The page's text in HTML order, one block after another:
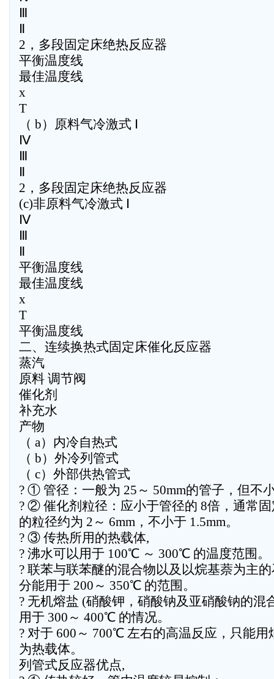
Ⅲ
Ⅱ
2，多段固定床绝热反应器
平衡温度线
最佳温度线
x
T
（ b）原料气冷激式 Ⅰ
Ⅳ
Ⅲ
Ⅱ
2，多段固定床绝热反应器
(c)非原料气冷激式 Ⅰ
Ⅳ
Ⅲ
Ⅱ
平衡温度线
最佳温度线
x
T
平衡温度线
二、连续换热式固定床催化反应器
蒸汽
原料 调节阀
催化剂
补充水
产物
（ a）内冷自热式
（ b）外冷列管式
（ c）外部供热管式
? ① 管径：一般为 25～ 50mm的管子，但不
? ② 催化剂粒径：应小于管径的 8倍，通常
的粒径约为 2～ 6mm，不小于 1.5mm。
? ③ 传热所用的热载体,
? 沸水可以用于 100℃ ～ 300℃ 的温度范围。
? 联苯与联苯醚的混合物以及以烷基萘为主
分能用于 200～ 350℃ 的范围。
? 无机熔盐 (硝酸钾，硝酸钠及亚硝酸钠的混
用于 300～ 400℃ 的情况。
? 对于 600～ 700℃ 左右的高温反应，只能用
为热载体。
列管式反应器优点,